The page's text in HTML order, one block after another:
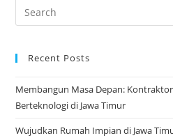
Recent Posts
Membangun Masa Depan:
Berteknologi di Jawa Timur
Wujudkan Rumah Impian di Jawa